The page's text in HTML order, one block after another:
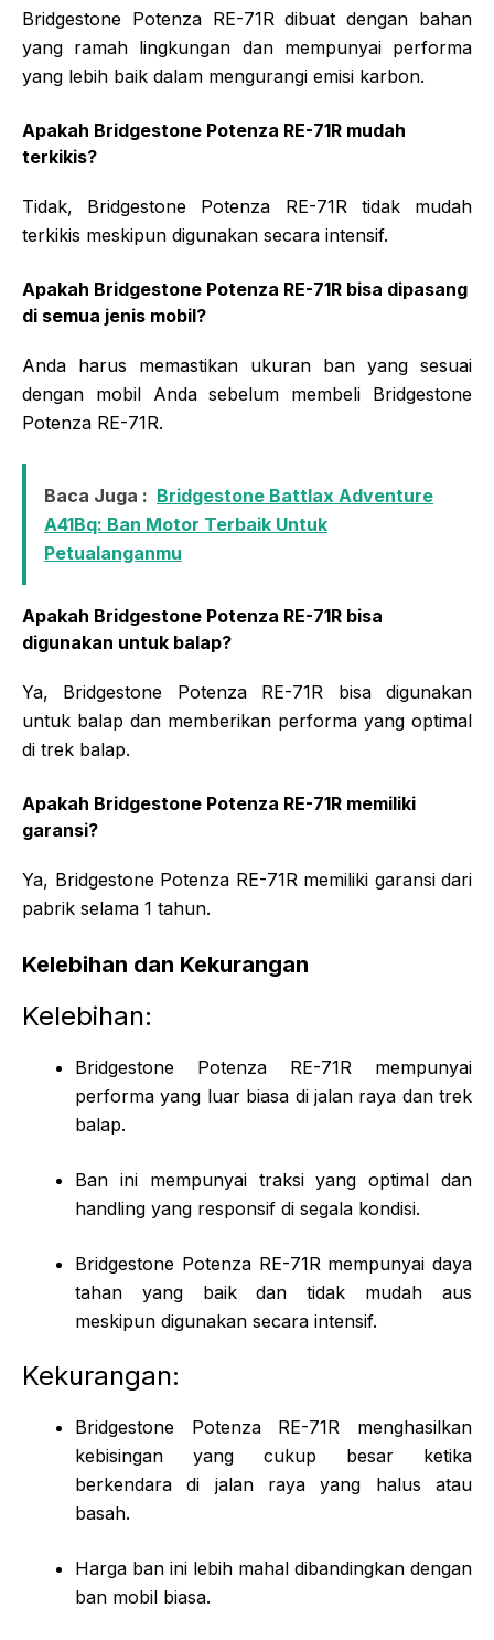
Bridgestone Potenza RE-71R dibuat dengan bahan
yang ramah lingkungan dan mempunyai performa
yang lebih baik dalam mengurangi emisi karbon.
Apakah Bridgestone Potenza RE-71R mudah
terkikis?
Tidak, Bridgestone Potenza RE-71R tidak mudah
terkikis meskipun digunakan secara intensif.
Apakah Bridgestone Potenza RE-71R bisa dipasang
di semua jenis mobil?
Anda harus memastikan ukuran ban yang sesuai
dengan mobil Anda sebelum membeli Bridgestone
Potenza RE-71R.
Baca Juga : Bridgestone Battlax Adventure
A41Bq: Ban Motor Terbaik Untuk
Petualanganmu
Apakah Bridgestone Potenza RE-71R bisa
digunakan untuk balap?
Ya, Bridgestone Potenza RE-71R bisa digunakan
untuk balap dan memberikan performa yang optimal
di trek balap.
Apakah Bridgestone Potenza RE-71R memiliki
garansi?
Ya, Bridgestone Potenza RE-71R memiliki garansi dari
pabrik selama 1 tahun.
Kelebihan dan Kekurangan
Kelebihan:
Bridgestone Potenza RE-71R mempunyai
performa yang luar biasa di jalan raya dan trek
balap.
Ban ini mempunyai traksi yang optimal dan
handling yang responsif di segala kondisi.
Bridgestone Potenza RE-71R mempunyai daya
tahan yang baik dan tidak mudah aus
meskipun digunakan secara intensif.
Kekurangan:
Bridgestone Potenza RE-71R menghasilkan
kebisingan yang cukup besar ketika
berkendara di jalan raya yang halus atau
basah.
Harga ban ini lebih mahal dibandingkan dengan
ban mobil biasa.